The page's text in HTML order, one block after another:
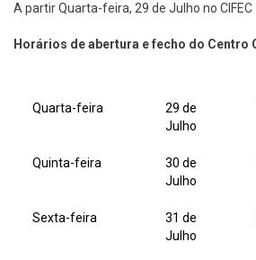
A partir Quarta-feira, 29 de Julho no CIFEC
Horários de abertura e fecho do Centro
Quarta-feira
29 de
Julho
Quinta-feira
30 de
Julho
Sexta-feira
31 de
Julho